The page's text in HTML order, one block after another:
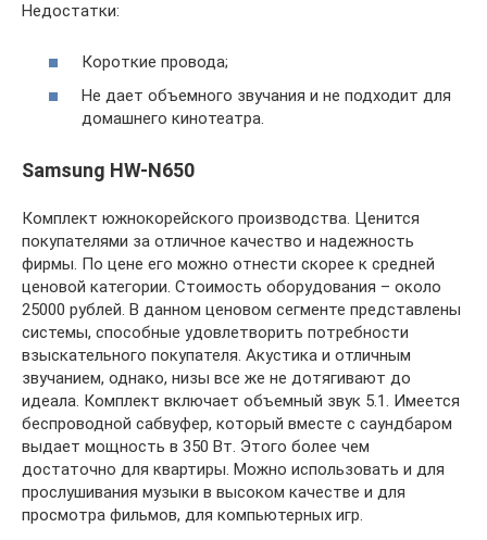
Недостатки:
Короткие провода;
Не дает объемного звучания и не подходит для
домашнего кинотеатра.
Samsung HW-N650
Комплект южнокорейского производства. Ценится
покупателями за отличное качество и надежность
фирмы. По цене его можно отнести скорее к средней
ценовой категории. Стоимость оборудования – около
25000 рублей. В данном ценовом сегменте представлены
системы, способные удовлетворить потребности
взыскательного покупателя. Акустика и отличным
звучанием, однако, низы все же не дотягивают до
идеала. Комплект включает объемный звук 5.1. Имеется
беспроводной сабвуфер, который вместе с саундбаром
выдает мощность в 350 Вт. Этого более чем
достаточно для квартиры. Можно использовать и для
прослушивания музыки в высоком качестве и для
просмотра фильмов, для компьютерных игр.